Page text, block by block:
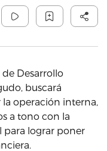
Desarrollo
buscará
operación interna,
a tono con la
para lograr poner